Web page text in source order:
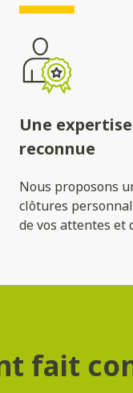
Une expertise
reconnue
Nous proposons
clôtures
de vos attentes et
fait